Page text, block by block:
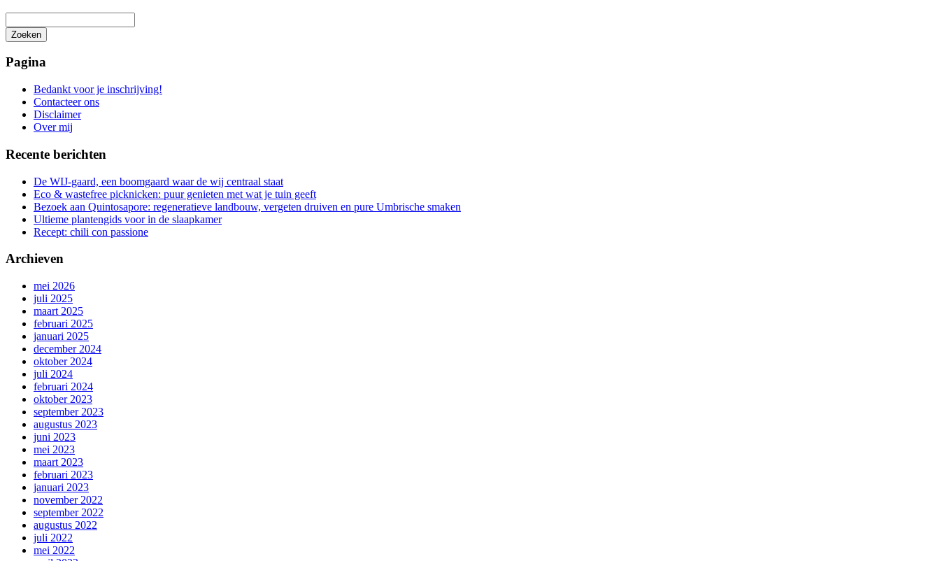
Zoeken
zoeken
Pagina
Bedankt voor je inschrijving!
Contacteer ons
Disclaimer
Over mij
Recente berichten
De WIJ-gaard, een boomgaard waar de wij centraal staat
Eco & wastefree picknicken: puur genieten met wat je tuin geeft
Bezoek aan Quintosapore: regeneratieve landbouw, vergeten druiven en pure Umbrische smaken
Ultieme plantengids voor in de slaapkamer
Recept: chili con passione
Archieven
mei 2026
juli 2025
maart 2025
februari 2025
januari 2025
december 2024
oktober 2024
juli 2024
februari 2024
oktober 2023
september 2023
augustus 2023
juni 2023
mei 2023
maart 2023
februari 2023
januari 2023
november 2022
september 2022
augustus 2022
juli 2022
mei 2022